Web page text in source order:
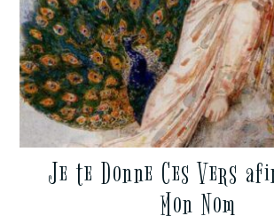
Je te Donne Ces Vers
Mon Nom